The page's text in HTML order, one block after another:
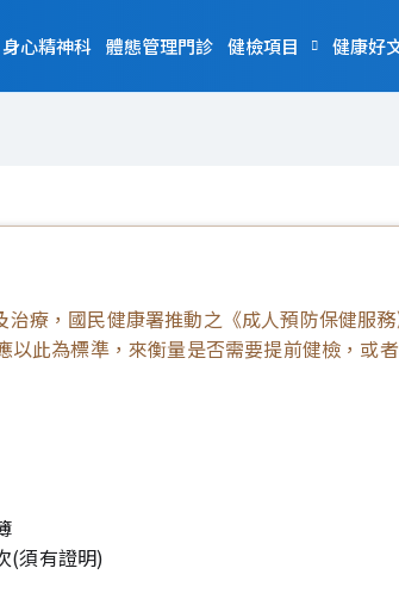
身心精神科 體態管理門診 健檢項目 健康好
療，國民健康署推動之《成人預防保健服
以此為標準，來衡量是否需要提前健檢，或
(須有證明)